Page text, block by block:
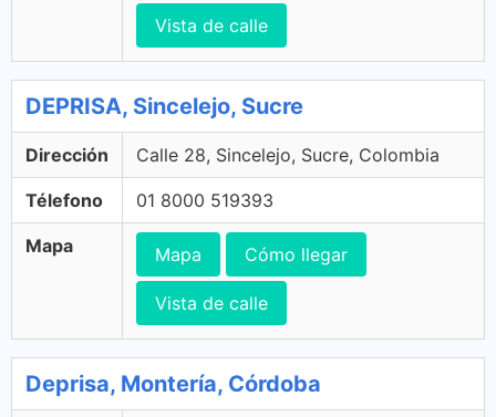
Vista de calle
DEPRISA, Sincelejo, Sucre
Dirección Calle 28, Sincelejo, Sucre, Colombia
Télefono 01 8000 519393
Mapa Mapa Cómo llegar
Vista de calle
Deprisa, Montería, Córdoba